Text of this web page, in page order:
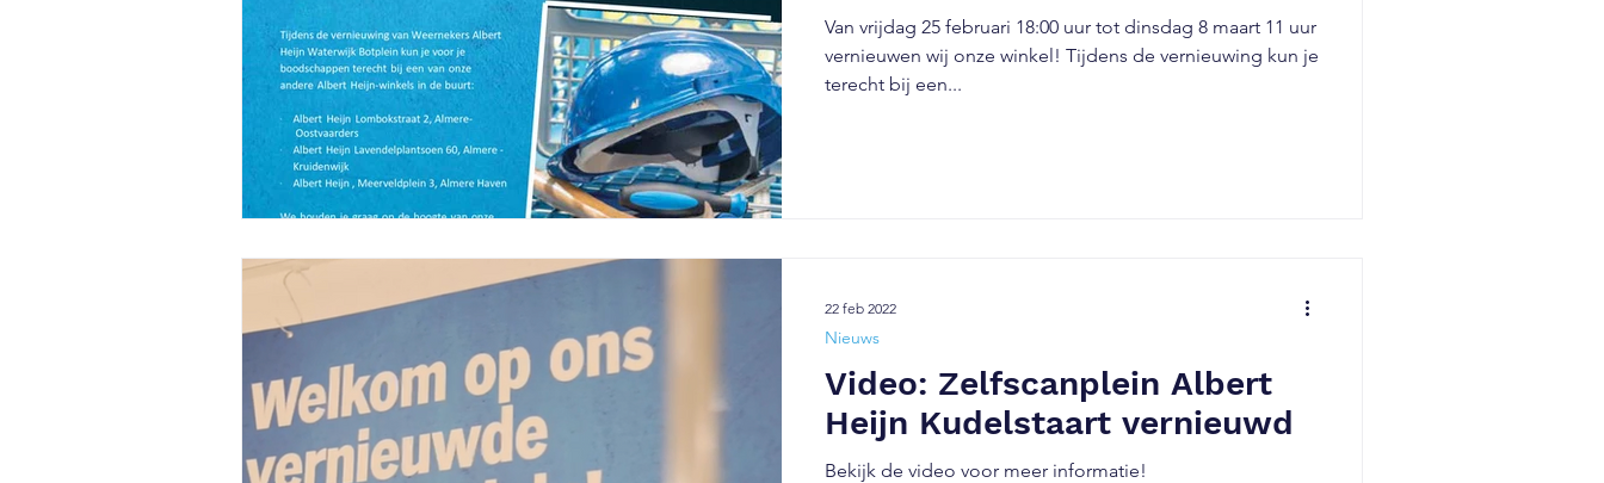
Van vrijdag 25 februari 18:00 uur tot dinsdag 8 maart 11 uur
vernieuwen wij onze winkel! Tijdens de vernieuwing kun je
terecht bij een...
Video: Zelfscanplein Albert
Heijn Kudelstaart vernieuwd
Bekijk de video voor meer informatie!
Nieuws
22 feb 2022